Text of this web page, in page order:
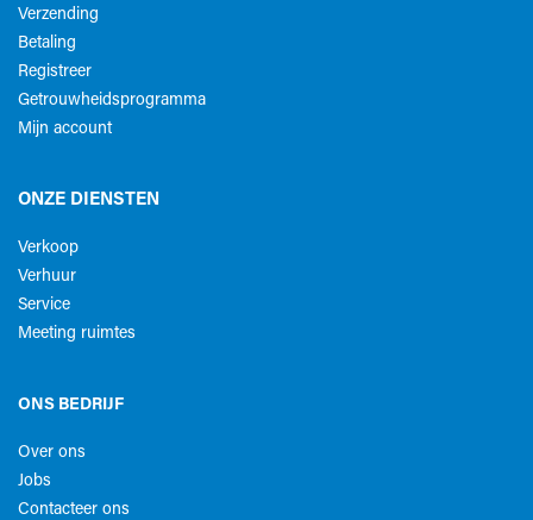
Verzending
Betaling
Registreer
Getrouwheidsprogramma
Mijn account
ONZE DIENSTEN
Verkoop
Verhuur
Service
Meeting ruimtes
ONS BEDRIJF
Over ons
Jobs
Contacteer ons